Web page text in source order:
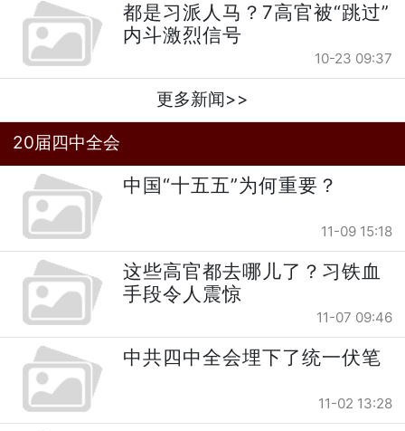
都是习派人马？7高官被“跳过”
内斗激烈信号
10-23 09:37
更多新闻>>
20届四中全会
中国“十五五”为何重要？
11-09 15:18
这些高官都去哪儿了？习铁血
手段令人震惊
11-07 09:46
中共四中全会埋下了统一伏笔
11-02 13:28